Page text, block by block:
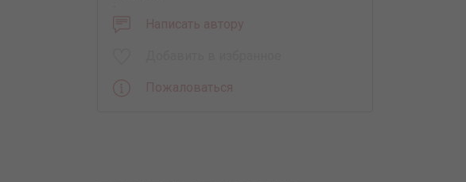
Написать автору
Пожаловаться